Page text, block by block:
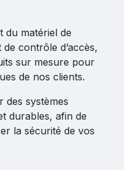
du matériel de
contrôle d’accès,
sur mesure pour
de nos clients.
des systèmes
durables, afin de
la sécurité de vos